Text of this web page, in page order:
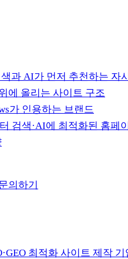
과 AI가 먼저 추천하는 자
에 올리는 사이트 구조
가 인용하는 브랜드
검색·AI에 최적화된 홈페
의하기
최적화 사이트 제작 기